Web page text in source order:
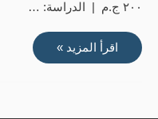
٢٠٠ ج.م | الدراسة: …
كورس
اقرأ المزيد »